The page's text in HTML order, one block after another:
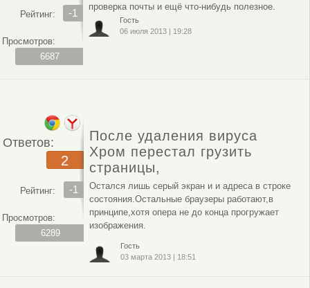
Рейтинг: -1
Просмотров:
6687
проверка почты и ещё что-нибудь полезное.
Гость
06 июля 2013 | 19:28
Ответов:
2
Рейтинг: -1
Просмотров:
6289
После удаления вируса
Хром перестал грузить
страницы,
Остался лишь серый экран и и адреса в строке
состояния.Остальные браузеры работают,в
принципе,хотя опера не до конца прогружает
изображения.
Гость
03 марта 2013| 18:51